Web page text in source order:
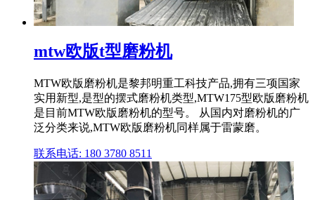
mtw欧版t型磨粉机
MTW欧版磨粉机是黎邦明重工科技产品,拥有三项国家
实用新型,是型的摆式磨粉机类型,MTW175型欧版磨粉机
是目前MTW欧版磨粉机的型号。 从国内对磨粉机的广
泛分类来说,MTW欧版磨粉机同样属于雷蒙磨。
联系电话: 180 3780 8511